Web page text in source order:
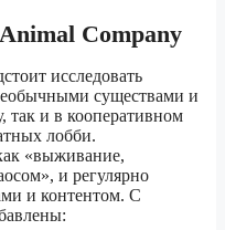
Company
исследовать
существами и
так и в кооперативном
лобби.
«выживание,
и регулярно
и контентом. С